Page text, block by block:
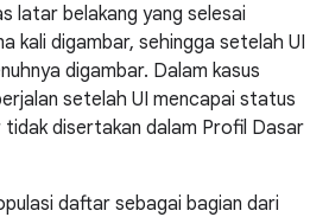
latar belakang yang selesai
kali digambar, sehingga setelah UI
digambar. Dalam kasus
setelah UI mencapai status
tidak disertakan dalam Profil Dasar
daftar sebagai bagian dari